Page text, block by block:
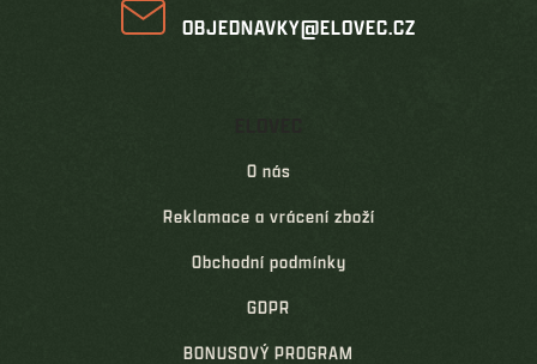
OBJEDNAVKY@ELOVEC.CZ
O nás
Reklamace a vrácení zboží
Obchodní podmínky
GDPR
BONUSOVÝ PROGRAM